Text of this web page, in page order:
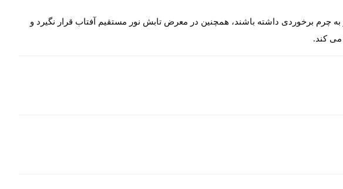
چرم برخوردی داشته باشند، همچنین در معرض تابش نور مستقیم آفتاب قرار نگیرد و
می کند.